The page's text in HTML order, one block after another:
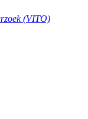
(VITO)